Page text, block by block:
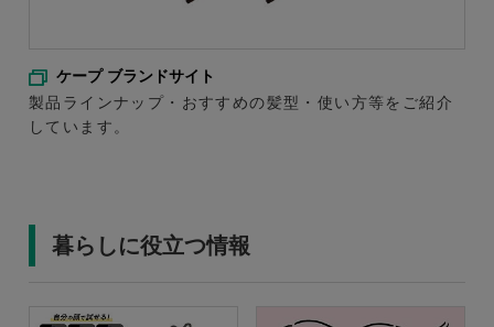
ケープ ブランドサイト
製品ラインナップ・おすすめの髪型・使い方等をご紹介
しています。
暮らしに役立つ情報